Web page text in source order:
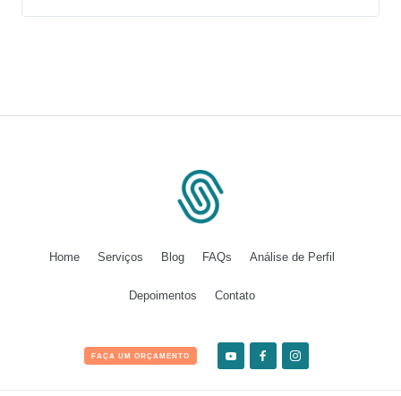
Home Serviços Blog FAQs Análise de Perfil
Depoimentos Contato
FAÇA UM ORÇAMENTO